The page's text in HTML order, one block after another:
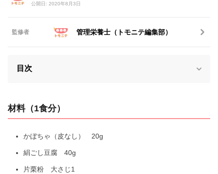
公開日: 2020年8月3日
監修者 管理栄養士（トモニテ編集部）
目次
材料（1食分）
かぼちゃ（皮なし） 20g
絹ごし豆腐 40g
片栗粉 大さじ1